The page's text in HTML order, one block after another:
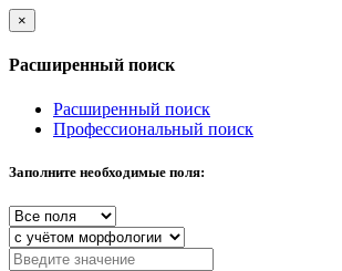
×
Расширенный поиск
Расширенный поиск
Профессиональный поиск
Заполните необходимые поля: